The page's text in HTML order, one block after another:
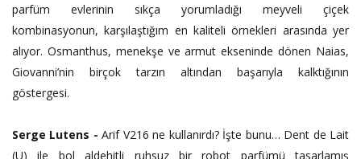
parfüm evlerinin sıkça yorumladığı meyveli çiçek
kombinasyonun, karşılaştığım en kaliteli örnekleri arasında yer
alıyor. Osmanthus, menekşe ve armut ekseninde dönen Naias,
Giovanni’nin birçok tarzın altından başarıyla kalktığının
göstergesi.
Serge Lutens -Arif V216 ne kullanırdı? İşte bunu… Dent de Lait
(U) ile bol aldehitli ruhsuz bir robot parfümü tasarlamış